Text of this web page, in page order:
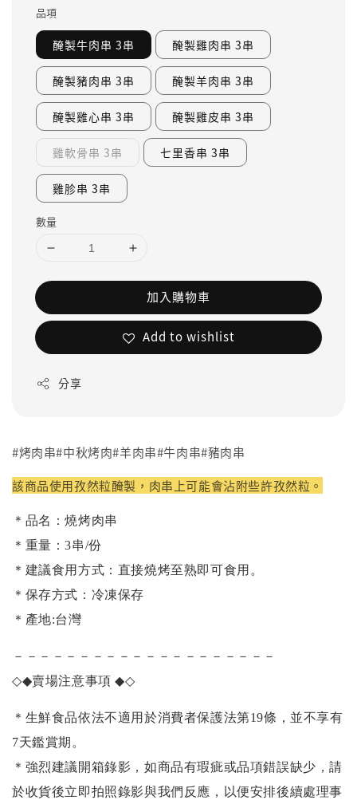
品項
醃製牛肉串 3串 醃製雞肉串 3串
醃製豬肉串 3串 醃製羊肉串 3串
醃製雞心串 3串 醃製雞皮串 3串
雞軟骨串 3串 七里香串 3串
雞胗串 3串
數量
加入購物車
Add to wishlist
分享
#烤肉串#中秋烤肉#羊肉串#牛肉串#豬肉串
該商品使用孜然粒醃製，肉串上可能會沾附些許孜然粒。
＊品名：燒烤肉串
＊重量：3串/份
＊建議食用方式：直接燒烤至熟即可食用。
＊保存方式：冷凍保存
＊產地:台灣
－－－－－－－－－－－－－－－－－－－－
◇◆賣場注意事項◆◇
＊生鮮食品依法不適用於消費者保護法第19條，並不享有
7天鑑賞期。
＊強烈建議開箱錄影，如商品有瑕疵或品項錯誤缺少，請
於收貨後立即拍照錄影與我們反應，以便安排後續處理事